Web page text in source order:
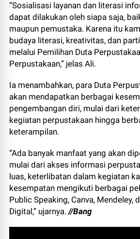
“Sosialisasi layanan dan literasi
dapat dilakukan oleh siapa saja,
maupun pemustaka. Karena itu
budaya literasi, kreativitas, dan
melalui Pemilihan Duta
Perpustakaan,” jelas Ali.
Ia menambahkan, para Duta
akan mendapatkan berbagai
pengembangan diri, mulai dari
kegiatan perpustakaan hingga
keterampilan.
“Ada banyak manfaat yang akan
mulai dari akses informasi
luas, keterlibatan dalam kegiatan
kesempatan mengikuti berbagai
Public Speaking, Canva, Mendeley,
Digital,” ujarnya.//Bang